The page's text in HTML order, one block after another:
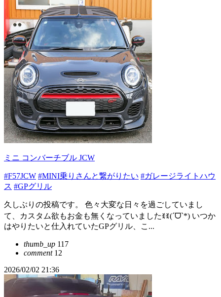
ミニ コンバーチブル JCW
#F57JCW #MINI乗りさんと繋がりたい #ガレージライトハウ
ス #GPグリル
久しぶりの投稿です。 色々大変な日々を過ごしていまし
て、カスタム欲もお金も無くなっていましたꉂꉂ(ˊᗜˋ*) いつか
はやりたいと仕入れていたGPグリル、こ...
thumb_up 117
comment12
2026/02/02 21:36